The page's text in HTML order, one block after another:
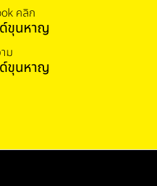
คลิก
ขุนหาญ
ม
ขุนหาญ